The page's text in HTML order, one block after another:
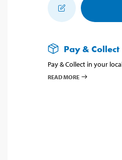
Pay & Collect
Pay & Collect in your
READ MORE